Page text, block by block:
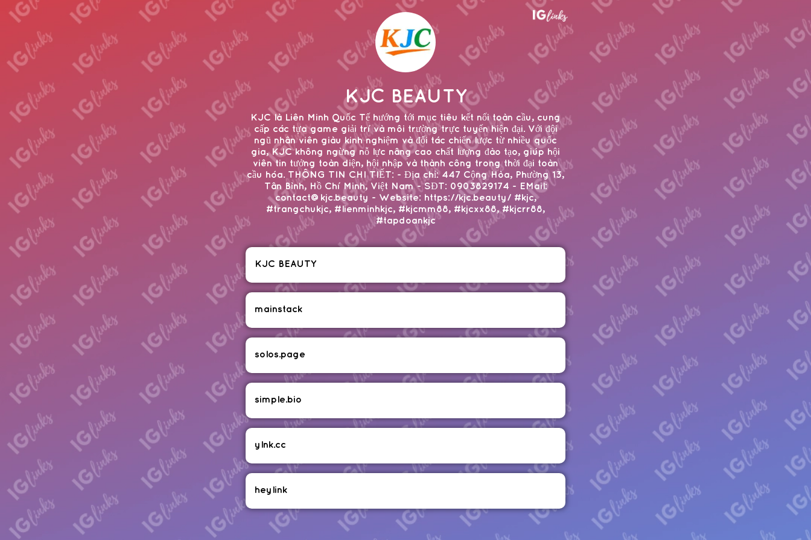
KJC BEAUTY
KJC là Liên Minh Quốc Tế hướng tới mục tiêu kết nối toàn cầu, cung
cấp các tựa game giải trí và môi trường trực tuyến hiện đại. Với đội
ngũ nhân viên giàu kinh nghiệm và đối tác chiến lược từ nhiều quốc
gia, KJC không ngừng nỗ lực nâng cao chất lượng đào tạo, giúp hội
viên tin tưởng toàn diện, hội nhập và thành công trong thời đại toàn
cầu hóa. THÔNG TIN CHI TIẾT: - Địa chỉ: 447 Cộng Hòa, Phường 13,
Tân Bình, Hồ Chí Minh, Việt Nam - SĐT: 0903829174 - EMail:
contact@kjc.beauty - Website: https://kjc.beauty/ #kjc,
#trangchukjc, #lienminhkjc, #kjcmm88, #kjcxx88, #kjcrr88,
#tapdoankjc
KJC BEAUTY
mainstack
solos.page
simple.bio
ylnk.cc
heylink